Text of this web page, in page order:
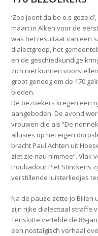
‘Zoe joent da be o.s
maart in Alken voor de
was het resultaat van een
dialectgroep, het
en de geschiedkundige
zich niet kunnen
groot genoeg om de 170
bieden.
De bezoekers kregen een
aangeboden. De avond
vrouwen die als “De
allusies op het eigen
bracht Paul Achten uit
ziet zje nau nimmee”. Vlak
troubadour Piet Stinckens
verstillende luisterliedjes
Na de pauze zette Jo Billen
zijn rijke dialecttaal straffe
Tenslotte vertelde de 86-
een nostalgisch verhaal